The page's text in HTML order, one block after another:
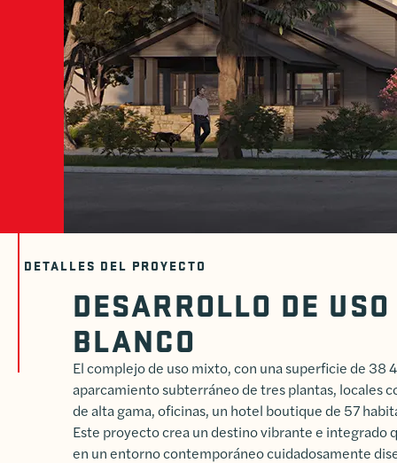
DESARROLLO DE
BLANCO
DETALLES DEL PROYECTO
El complejo de uso mixto, con una superficie de 38
aparcamiento subterráneo de tres plantas, locales
de alta gama, oficinas, un hotel boutique de 57
Este proyecto crea un destino vibrante e integrado
en un entorno contemporáneo cuidadosamente